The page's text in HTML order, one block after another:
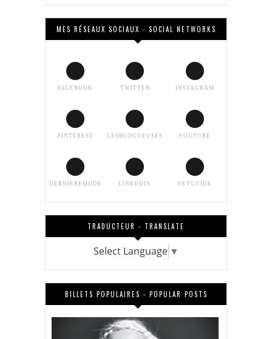
MES RÉSEAUX SOCIAUX - SOCIAL NETWORKS
FACEBOOK TWITTER INSTAGRAM
PINTEREST LESBLOGUEUSES YOUTUBE
DERNIEREMODE LINKEDIN NETGUIDE
TRADUCTEUR - TRANSLATE
Select Language ▼
BILLETS POPULAIRES - POPULAR POSTS